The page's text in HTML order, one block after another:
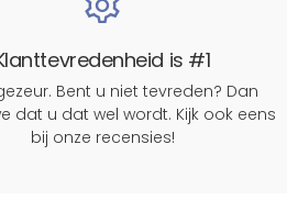
is #1
Bent u niet tevreden? Dan
dat u dat wel wordt. Kijk ook eens
bij onze recensies!